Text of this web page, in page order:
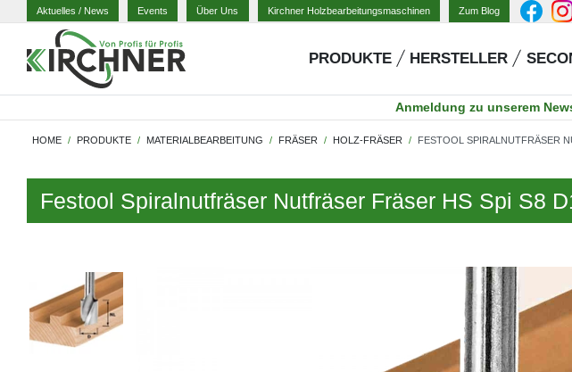
Aktuelles / News Events Über Uns Kirchner Holzbearbeitungsmaschinen Zum Blog
PRODUKTE HERSTELLER
Anmeldung zu unserem
HOME PRODUKTE MATERIALBEARBEITUNG FRÄSER HOLZ-FRÄSER FESTOOL SPIRALNUTFRÄSER
Festool Spiralnutfräser Nutfräser Fräser HS Spi S8